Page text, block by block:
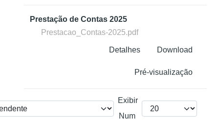
Prestação de Contas 2025
Prestacao_Contas-2025.pdf
Download
Detalhes
Pré-visualização
Exibir
Num